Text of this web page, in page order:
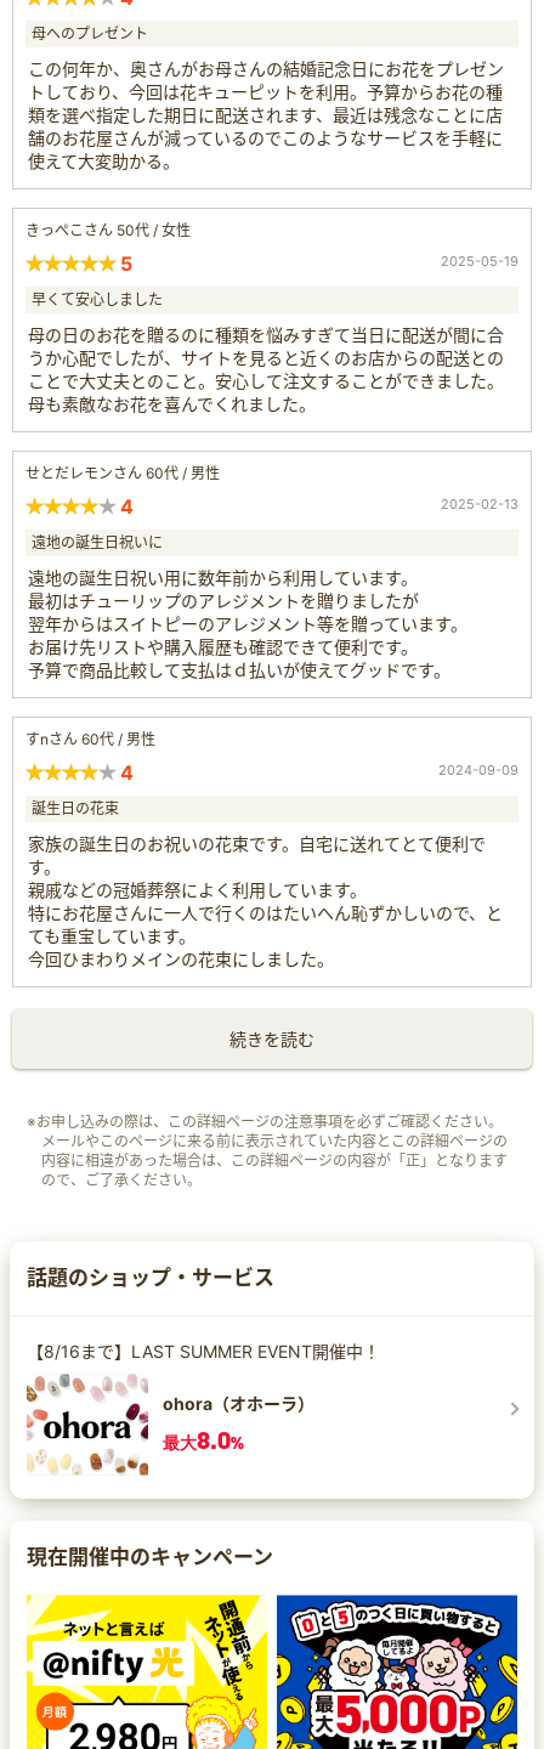
母へのプレゼント
この何年か、奥さんがお母さんの結婚記念日にお花をプレゼン
トしており、今回は花キューピットを利用。予算からお花の種
類を選べ指定した期日に配送されます、最近は残念なことに店
舗のお花屋さんが減っているのでこのようなサービスを手軽に
使えて大変助かる。
きっぺこさん 50代 / 女性
5 2025-05-19
早くて安心しました
母の日のお花を贈るのに種類を悩みすぎて当日に配送が間に合
うか心配でしたが、サイトを見ると近くのお店からの配送との
ことで大丈夫とのこと。安心して注文することができました。
母も素敵なお花を喜んでくれました。
せとだレモンさん 60代 / 男性
4 2025-02-13
遠地の誕生日祝いに
遠地の誕生日祝い用に数年前から利用しています。
最初はチューリップのアレジメントを贈りましたが
翌年からはスイトピーのアレジメント等を贈っています。
お届け先リストや購入履歴も確認できて便利です。
予算で商品比較して支払はｄ払いが使えてグッドです。
すnさん 60代 / 男性
4 2024-09-09
誕生日の花束
家族の誕生日のお祝いの花束です。自宅に送れてとて便利で
す。
親戚などの冠婚葬祭によく利用しています。
特にお花屋さんに一人で行くのはたいへん恥ずかしいので、と
ても重宝しています。
今回ひまわりメインの花束にしました。
続きを読む
※お申し込みの際は、この詳細ページの注意事項を必ずご確認ください。
メールやこのページに来る前に表示されていた内容とこの詳細ページの
内容に相違があった場合は、この詳細ページの内容が「正」となります
ので、ご了承ください。
話題のショップ・サービス
【8/16まで】LAST SUMMER EVENT開催中！
ohora（オホーラ）
最大8.0%
現在開催中のキャンペーン